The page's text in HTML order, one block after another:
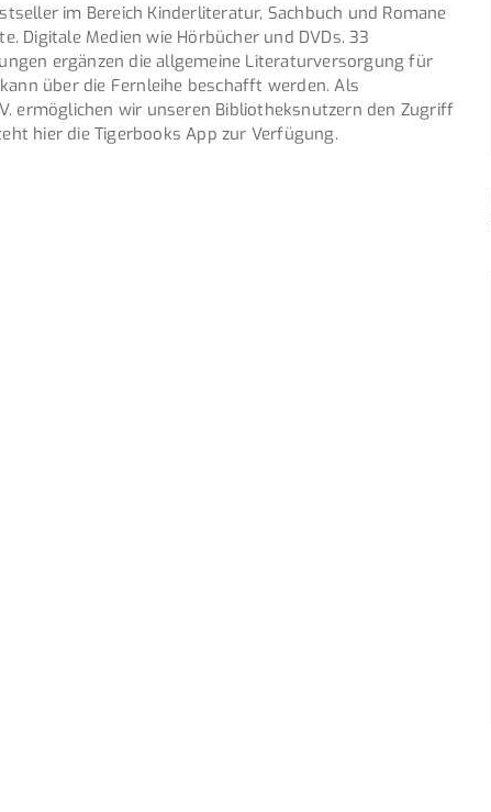
im Bereich Kinderliteratur, Sachbuch und Romane
Digitale Medien wie Hörbücher und DVDs. 33
ergänzen die allgemeine Literaturversorgung für
über die Fernleihe beschafft werden. Als
ermöglichen wir unseren Bibliotheksnutzern den Zugriff
hier die Tigerbooks App zur Verfügung.